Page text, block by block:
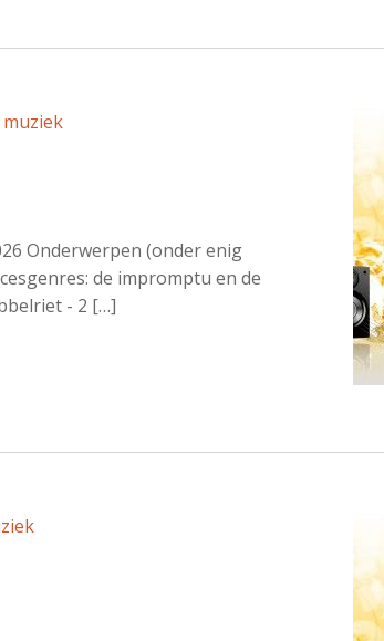
Onderwerpen (onder enig
de impromptu en de
- 2 […]